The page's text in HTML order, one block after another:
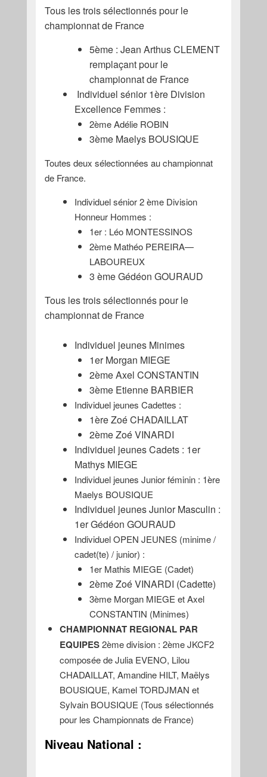
Tous les trois sélectionnés pour le
championnat de France
5ème : Jean Arthus CLEMENT
remplaçant pour le
championnat de France
Individuel sénior 1ère Division
Excellence Femmes :
2ème Adélie ROBIN
3ème Maelys BOUSIQUE
Toutes deux sélectionnées au championnat
de France.
Individuel sénior 2 ème Division
Honneur Hommes :
1er : Léo MONTESSINOS
2ème Mathéo PEREIRA—
LABOUREUX
3 ème Gédéon GOURAUD
Tous les trois sélectionnés pour le
championnat de France
Individuel jeunes Minimes
1er Morgan MIEGE
2ème Axel CONSTANTIN
3ème Etienne BARBIER
Individuel jeunes Cadettes :
1ère Zoé CHADAILLAT
2ème Zoé VINARDI
Individuel jeunes Cadets : 1er
Mathys MIEGE
Individuel jeunes Junior féminin : 1ère
Maelys BOUSIQUE
Individuel jeunes Junior Masculin :
1er Gédéon GOURAUD
Individuel OPEN JEUNES (minime /
cadet(te) / junior) :
1er Mathis MIEGE (Cadet)
2ème Zoé VINARDI (Cadette)
3ème Morgan MIEGE et Axel
CONSTANTIN (Minimes)
CHAMPIONNAT REGIONAL PAR
EQUIPES2ème division : 2ème JKCF2
composée de Julia EVENO, Lilou
CHADAILLAT, Amandine HILT, Maëlys
BOUSIQUE, Kamel TORDJMAN et
Sylvain BOUSIQUE (Tous sélectionnés
pour les Championnats de France)
Niveau National :